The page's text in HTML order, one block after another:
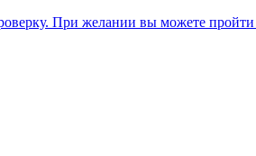
При желании вы можете